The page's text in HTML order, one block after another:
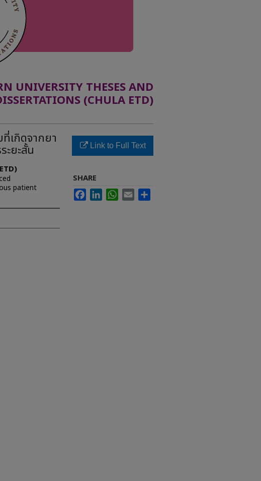
UNIVERSITY THESES AND
(CHULA ETD)
เกิดจากยา
ยะสั้น
patient
Link to Full Text
SHARE
FacebookLinkedInWhatsApp
Email